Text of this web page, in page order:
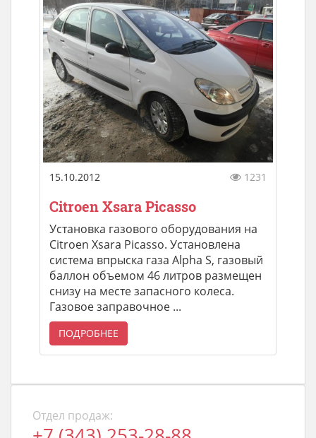
15.10.2012 1231
Citroen Xsara Picasso
Установка газового оборудования на
Citroen Xsara Picasso. Установлена
система впрыска газа Alpha S, газовый
баллон объемом 46 литров размещен
снизу на месте запасного колеса.
Газовое заправочное ...
ПОДРОБНЕЕ
Отдел продаж: